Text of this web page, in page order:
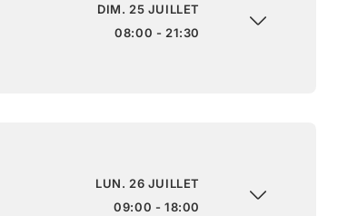
DIM. 25 JUILLET
08:00 - 21:30
LUN. 26 JUILLET
09:00 - 18:00